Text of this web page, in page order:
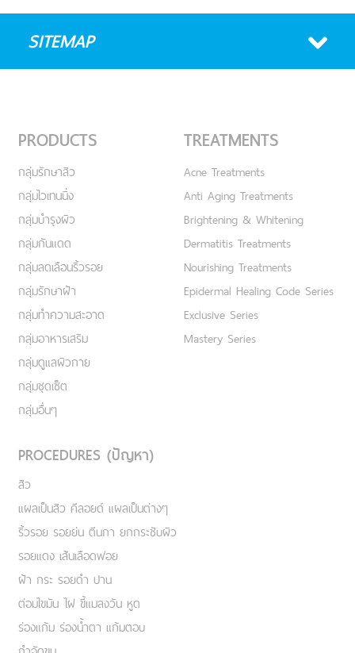
SITEMAP
PRODUCTS
กลุ่มรักษาสิว
กลุ่มไวเทนนิ่ง
กลุ่มบำรุงผิว
กลุ่มกันแดด
กลุ่มลดเลือนริ้วรอย
กลุ่มรักษาฝ้า
กลุ่มทำความสะอาด
กลุ่มอาหารเสริม
กลุ่มดูแลผิวกาย
กลุ่มชุดเซ็ต
กลุ่มอื่นๆ
TREATMENTS
Acne Treatments
Anti Aging Treatments
Brightening & Whitening
Dermatitis Treatments
Nourishing Treatments
Epidermal Healing Code Series
Exclusive Series
Mastery Series
PROCEDURES (ปัญหา)
สิว
แผลเป็นสิว คีลอยด์ แผลเป็นต่างๆ
ริ้วรอย รอยย่น ตีนกา ยกกระชับผิว
รอยแดง เส้นเลือดฟอย
ฝ้า กระ รอยดำ ปาน
ต่อมไขมัน ไฝ ขี้แมลงวัน หูด
ร่องแก้ม ร่องน้ำตา แก้มตอบ